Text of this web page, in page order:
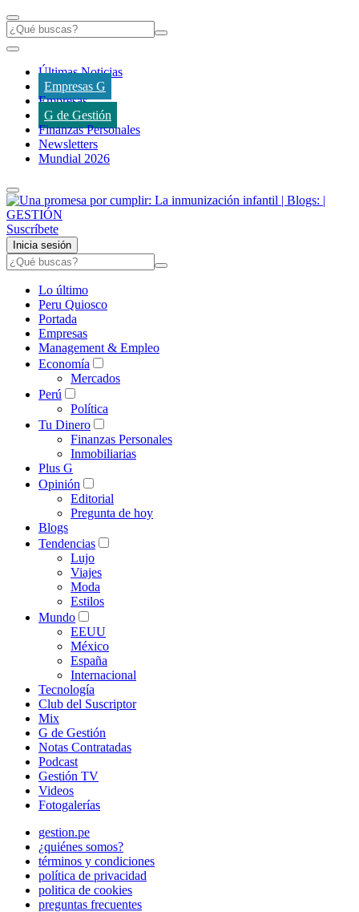
Últimas Noticias
Empresas G
Empresas
G de Gestión
Finanzas Personales
Newsletters
Mundial 2026
Suscríbete
Inicia sesión
Lo último
Peru Quiosco
Portada
Empresas
Management & Empleo
Economía
Mercados
Perú
Política
Tu Dinero
Finanzas Personales
Inmobiliarias
Plus G
Opinión
Editorial
Pregunta de hoy
Blogs
Tendencias
Lujo
Viajes
Moda
Estilos
Mundo
EEUU
México
España
Internacional
Tecnología
Club del Suscriptor
Mix
G de Gestión
Notas Contratadas
Podcast
Gestión TV
Videos
Fotogalerías
gestion.pe
¿quiénes somos?
términos y condiciones
política de privacidad
politica de cookies
preguntas frecuentes